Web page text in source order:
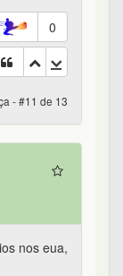
0
- #11 de 13
nos eua,